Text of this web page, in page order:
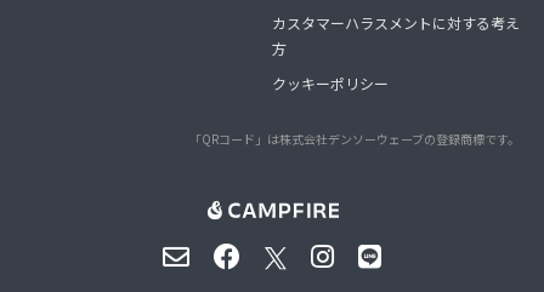
カスタマーハラスメントに対する考え
方
クッキーポリシー
「QRコード」は株式会社デンソーウェーブの登録商標です。